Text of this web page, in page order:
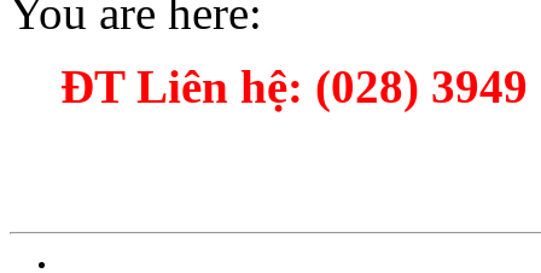
You are here:
ĐT Liên hệ: (028) 3949